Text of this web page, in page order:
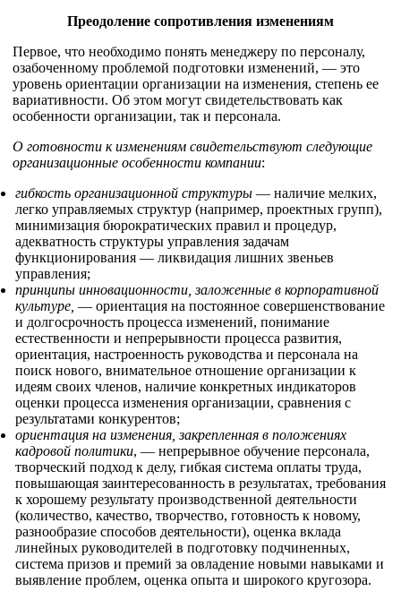
Преодоление сопротивления изменениям
Первое, что необходимо понять менеджеру по персоналу,
озабоченному проблемой подготовки изменений, — это
уровень ориентации организации на изменения, степень ее
вариативности. Об этом могут свидетельствовать как
особенности организации, так и персонала.
О готовности к изменениям свидетельствуют следующие
организационные особенности компании:
гибкость организационной структуры — наличие мелких,
легко управляемых структур (например, проектных групп),
минимизация бюрократических правил и процедур,
адекватность структуры управления задачам
функционирования — ликвидация лишних звеньев
управления;
принципы инновационности, заложенные в корпоративной
культуре, — ориентация на постоянное совершенствование
и долгосрочность процесса изменений, понимание
естественности и непрерывности процесса развития,
ориентация, настроенность руководства и персонала на
поиск нового, внимательное отношение организации к
идеям своих членов, наличие конкретных индикаторов
оценки процесса изменения организации, сравнения с
результатами конкурентов;
ориентация на изменения, закрепленная в положениях
кадровой политики, — непрерывное обучение персонала,
творческий подход к делу, гибкая система оплаты труда,
повышающая заинтересованность в результатах, требования
к хорошему результату производственной деятельности
(количество, качество, творчество, готовность к новому,
разнообразие способов деятельности), оценка вклада
линейных руководителей в подготовку подчиненных,
система призов и премий за овладение новыми навыками и
выявление проблем, оценка опыта и широкого кругозора.